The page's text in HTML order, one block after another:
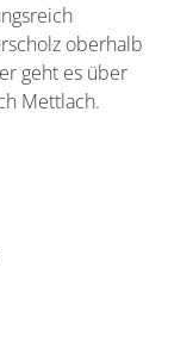
oberhalb
geht es über
Mettlach.